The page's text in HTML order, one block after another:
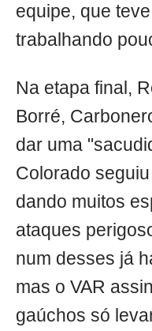
equipe, que
trabalhando
Na etapa final,
Borré,
dar uma
Colorado
dando muitos
ataques
num desses já
mas o VAR
gaúchos só